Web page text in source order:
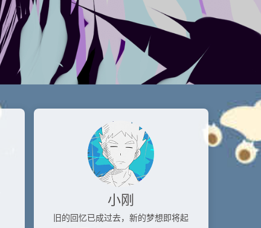
小刚
旧的回忆已成过去，新的梦想即将起